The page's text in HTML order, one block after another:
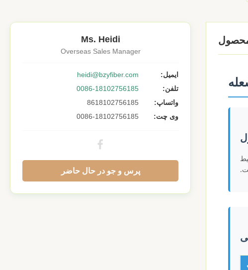
Ms. Heidi
Overseas Sales Manager
ایمیل:
heidi@bzyfiber.com
تلفن:
0086-18102756185
واتساپ:
8618102756185
وی چت:
0086-18102756185
پرس و جو در حال حاضر